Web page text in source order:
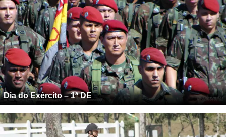
Dia do Exército – 1ª DE